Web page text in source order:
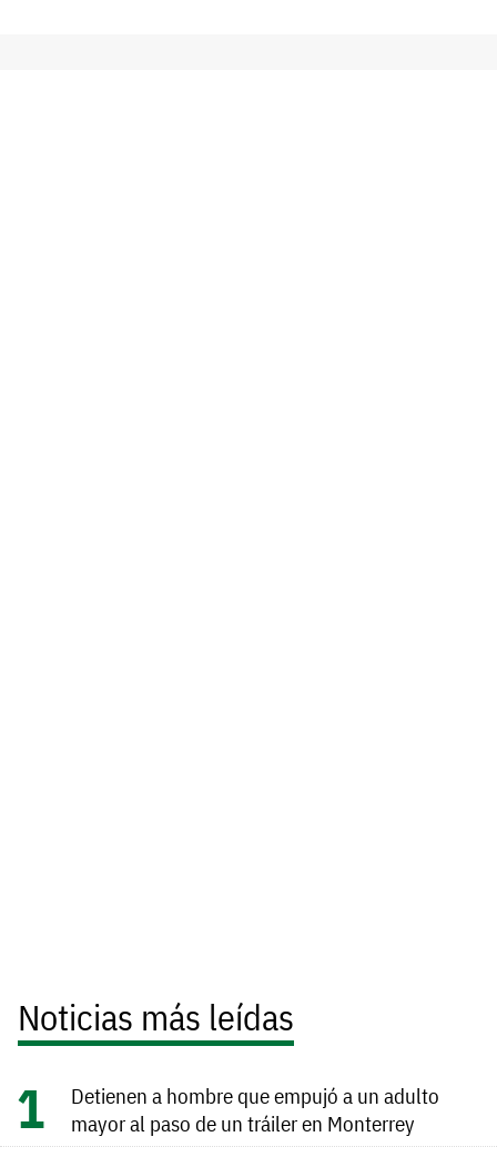
Noticias más leídas
Detienen a hombre que empujó a un adulto
mayor al paso de un tráiler en Monterrey